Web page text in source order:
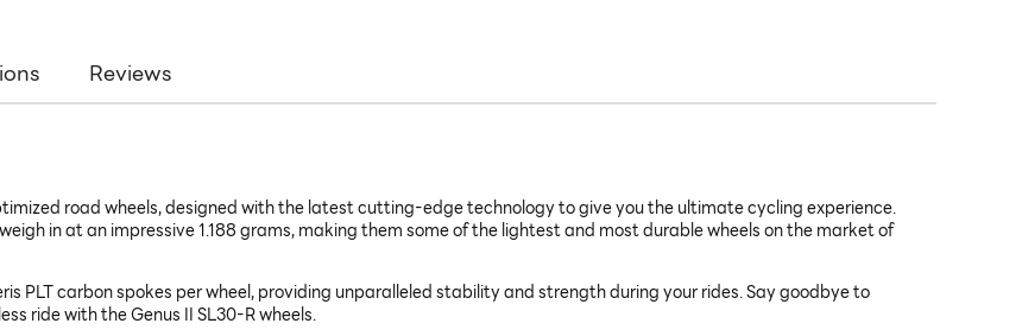
Reviews
road wheels, designed with the latest cutting-edge technology to give you the ultimate cycling experience.
in at an impressive 1.188 grams, making them some of the lightest and most durable wheels on the market of
PLT carbon spokes per wheel, providing unparalleled stability and strength during your rides. Say goodbye to
ride with the Genus II SL30-R wheels.